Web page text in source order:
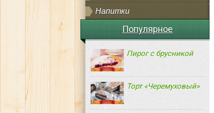
Напитки
Популярное
Пирог с брусникой
Торт «Черемуховый»